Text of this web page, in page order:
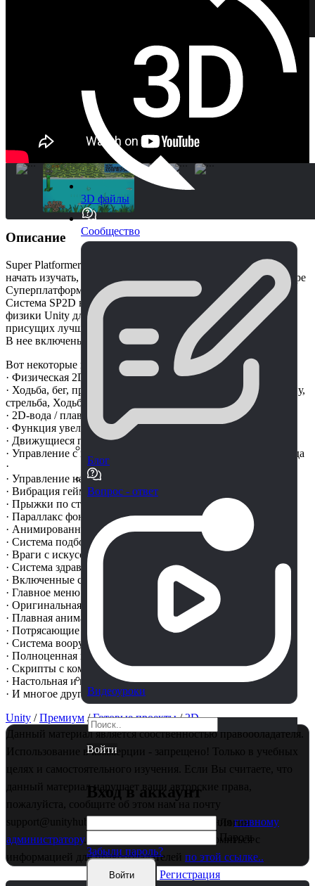
3D файлы
Сообщество
Блог
Вопрос - ответ
Видеоуроки
Войти
Вход в аккаунт
Логин
Пароль
Забыли пароль?
Войти
Регистрация
Описание
Super Platformer 2D - это идеальная система для того, чтобы
начать изучать, как создавать свою собственную игру в жанре
Суперплатформер!
Система SP2D в полной мере использует возможности
физики Unity для достижения плавности хода и контроля,
присущих лучшим платформерным играм.
В нее включены как настольные, так и мобильные версии.
Вот некоторые из основных особенностей системы:
· Физическая 2D-платформерная система ·
· Ходьба, бег, прыжки, двойные прыжки, прыжки через стену,
стрельба, Ходьба по склонам... ·
· 2D-вода / плавание ·
· Функция увеличения и уменьшения масштаба ·
· Движущиеся платформы ·
· Управление с клавиатуры, мобильного телефона и геймпада
·
· Управление наклоном ·
· Вибрация геймпада (только для Windows) ·
· Прыжки по стене ·
· Параллакс фона и переднего плана ·
· Анимированная система контрольных точек ·
· Система подбора предметов ·
· Враги с искусственным интеллектом ·
· Система здравоохранения ·
· Включенные сцены ·
· Главное меню и выбор уровня ·
· Оригинальная графика·
· Плавная анимация ·
· Потрясающие эффекты частиц ·
· Система вооружения ·
· Полноценная графическая система платформера ·
· Скрипты с комментариями·
· Настольная и мобильная версии·
· И многое другое!! ·
Unity /Премиум /Готовые проекты/2D
Данный материал является собственностью правообладателя.
Использование в коммерции - запрещено! Только в учебных
целях и самостоятельного изучения. Если Вы считаете, что
данный материал нарушает ваши авторские права,
пожалуйста, сообщите об этом нам на почту
support@unityhub.pro или в личные сообщенияглавному
администратору. Также рекомендуем ознакомиться с
информацией для правообладателей по этой ссылке..